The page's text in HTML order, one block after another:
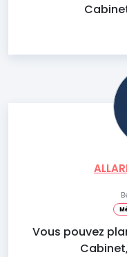
Vous pouvez